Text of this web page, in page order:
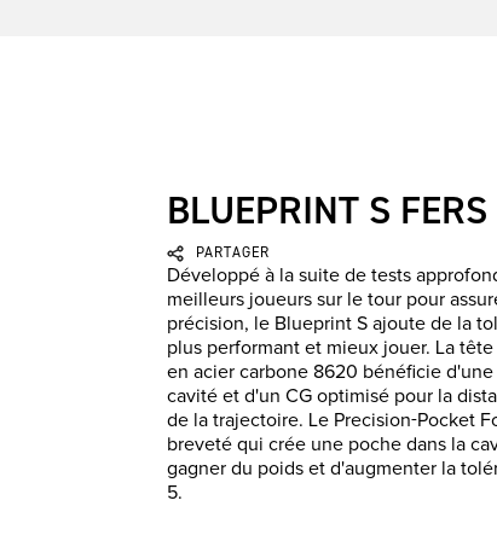
BLUEPRINT S FERS
PARTAGER
Développé à la suite de tests
meilleurs joueurs sur le tour pour
précision, le Blueprint S ajoute de la
plus performant et mieux jouer. La
en acier carbone 8620 bénéficie
cavité et d'un CG optimisé pour la
de la trajectoire. Le Precision-Pocket
breveté qui crée une poche dans la
gagner du poids et d'augmenter la
5.